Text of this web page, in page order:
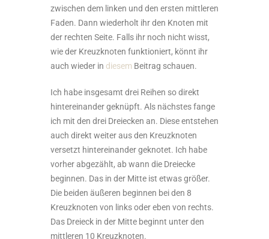
zwischen dem linken und den ersten mittleren
Faden. Dann wiederholt ihr den Knoten mit
der rechten Seite. Falls ihr noch nicht wisst,
wie der Kreuzknoten funktioniert, könnt ihr
auch wieder in diesem Beitrag schauen.
Ich habe insgesamt drei Reihen so direkt
hintereinander geknüpft. Als nächstes fange
ich mit den drei Dreiecken an. Diese entstehen
auch direkt weiter aus den Kreuzknoten
versetzt hintereinander geknotet. Ich habe
vorher abgezählt, ab wann die Dreiecke
beginnen. Das in der Mitte ist etwas größer.
Die beiden äußeren beginnen bei den 8
Kreuzknoten von links oder eben von rechts.
Das Dreieck in der Mitte beginnt unter den
mittleren 10 Kreuzknoten.